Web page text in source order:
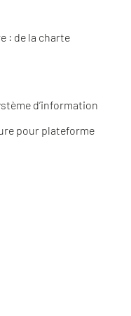
: de la charte
d’information
pour plateforme